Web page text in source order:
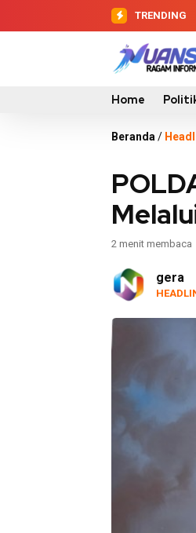
TRENDING
Home
Beranda /
2 menit membaca
gera